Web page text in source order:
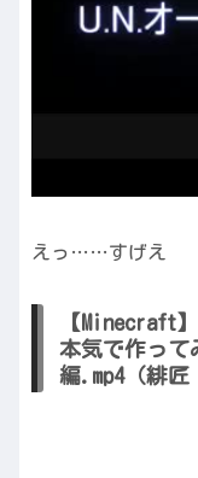
えっ……すげえ
【Minecraft
本気で作っ
編.mp4（緋匠